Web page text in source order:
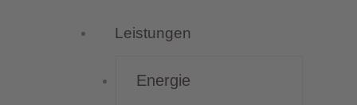
Leistungen
Energie